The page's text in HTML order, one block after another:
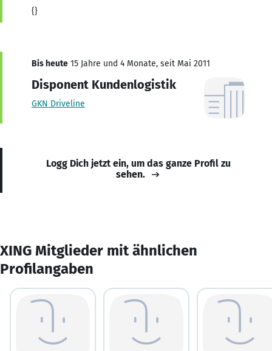
{}
Bis heute 15 Jahre und 4 Monate, seit Mai 2011
Disponent Kundenlogistik
GKN Driveline
Logg Dich jetzt ein, um das ganze Profil zu
sehen.
XING Mitglieder mit ähnlichen
Profilangaben